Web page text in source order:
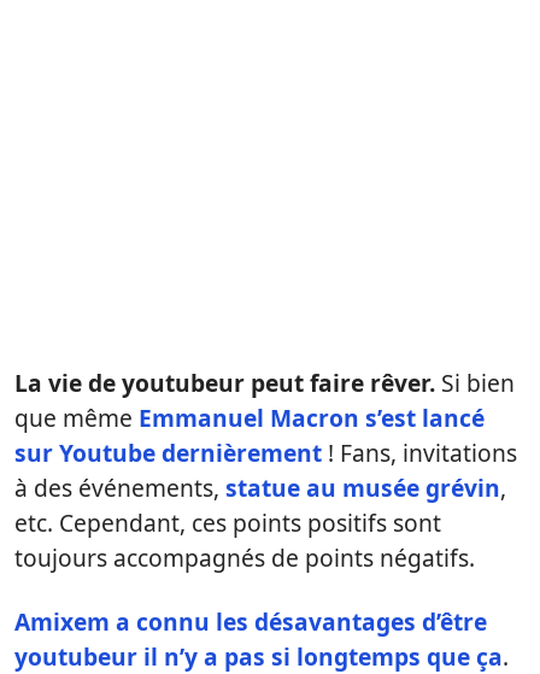
La vie de youtubeur peut faire rêver. Si bien
que même Emmanuel Macron s’est lancé
sur Youtube dernièrement ! Fans, invitations
à des événements, statue au musée grévin,
etc. Cependant, ces points positifs sont
toujours accompagnés de points négatifs.
Amixem a connu les désavantages d’être
youtubeur il n’y a pas si longtemps que ça.